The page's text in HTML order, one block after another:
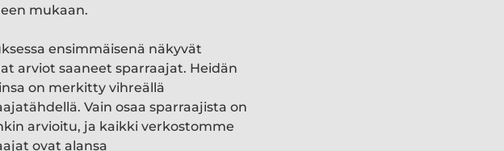
mukaan.
ensimmäisenä näkyvät
arviot saaneet sparraajat. Heidän
on merkitty vihreällä
Vain osaa sparraajista on
arvioitu, ja kaikki verkostomme
ovat alansa